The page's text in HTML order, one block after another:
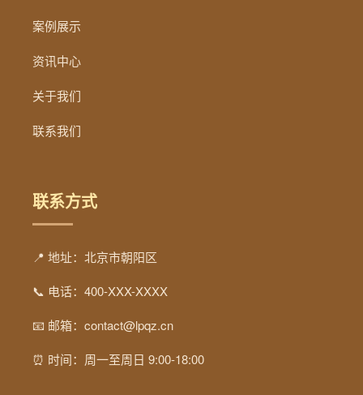
案例展示
资讯中心
关于我们
联系我们
联系方式
📍 地址：北京市朝阳区
📞 电话：400-XXX-XXXX
📧 邮箱：contact@lpqz.cn
⏰ 时间：周一至周日 9:00-18:00